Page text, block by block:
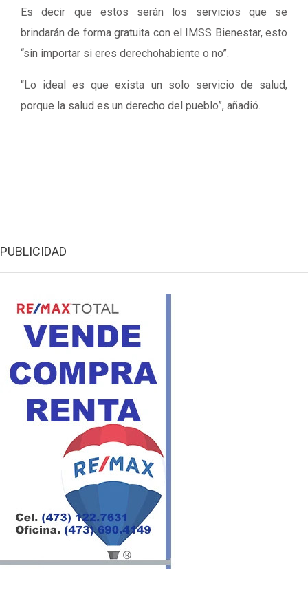
Es decir que estos serán los servicios que se
brindarán de forma gratuita con el IMSS Bienestar, esto
“sin importar si eres derechohabiente o no”.
“Lo ideal es que exista un solo servicio de salud,
porque la salud es un derecho del pueblo”, añadió.
PUBLICIDAD